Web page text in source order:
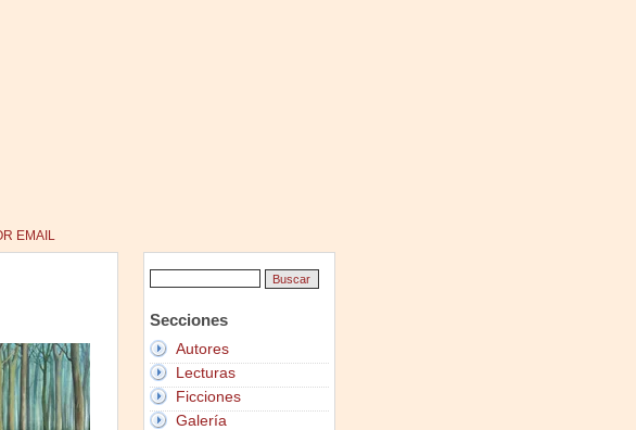
EMAIL
Secciones
Autores
Lecturas
Ficciones
Galería